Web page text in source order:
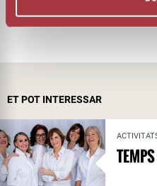
ET POT INTERESSAR